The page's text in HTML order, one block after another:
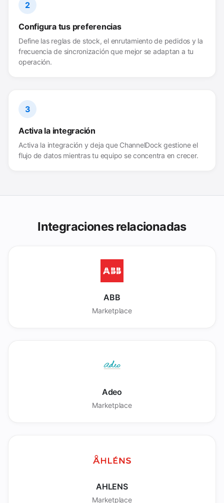
2
Configura tus preferencias
Define las reglas de stock, el enrutamiento de pedidos y la
frecuencia de sincronización que mejor se adaptan a tu
operación.
3
Activa la integración
Activa la integración y deja que ChannelDock gestione el
flujo de datos mientras tu equipo se concentra en crecer.
Integraciones relacionadas
ABB
Marketplace
Adeo
Marketplace
AHLENS
Marketplace